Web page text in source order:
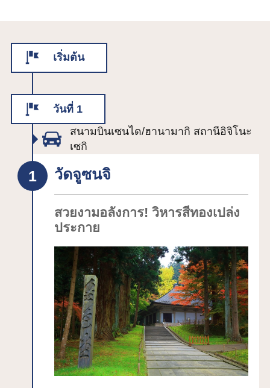
เริ่มต้น
วันที่ 1
สนามบินเซนได/ฮานามากิ สถานีอิจิโนะ
เซกิ
วัดจูซนจิ
สวยงามอลังการ! วิหารสีทองเปล่ง
ประกาย